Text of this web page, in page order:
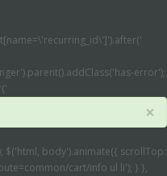
error');
×
$('html, body').animate({ scrollTop:
cart/info ul li'); } },